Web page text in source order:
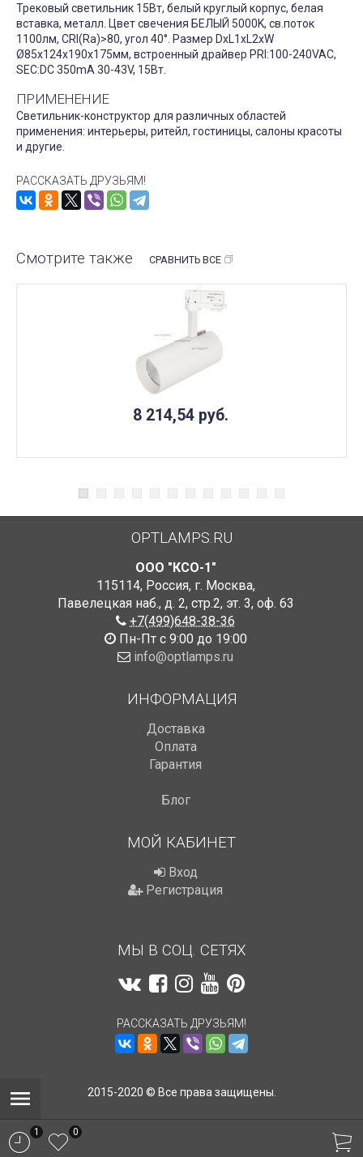
Трековый светильник 15Вт, белый круглый корпус, белая
вставка, металл. Цвет свечения БЕЛЫЙ 5000K, св.поток
1100лм, CRI(Ra)>80, угол 40°. Размер DxL1xL2xW
Ø85x124x190x175мм, встроенный драйвер PRI:100-240VAC,
SEC:DC 350mA 30-43V, 15Вт.
ПРИМЕНЕНИЕ
Светильник-конструктор для различных областей
применения: интерьеры, ритейл, гостиницы, салоны красоты
и другие.
РАССКАЗАТЬ ДРУЗЬЯМ!
Смотрите также СРАВНИТЬ ВСЕ
8 214,54 руб.
OPTLAMPS.RU
ООО "КСО-1"
115114, Россия, г. Москва,
Павелецкая наб., д. 2, стр.2, эт. 3, оф. 63
+7(499)648-38-36
Пн-Пт с 9:00 до 19:00
info@optlamps.ru
ИНФОРМАЦИЯ
Доставка
Оплата
Гарантия
Блог
МОЙ КАБИНЕТ
Вход
Регистрация
МЫ В СОЦ. СЕТЯХ
РАССКАЗАТЬ ДРУЗЬЯМ!
2015-2020 © Все права защищены.
1 0